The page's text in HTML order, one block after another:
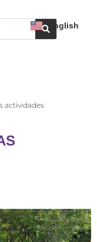
English
actividades